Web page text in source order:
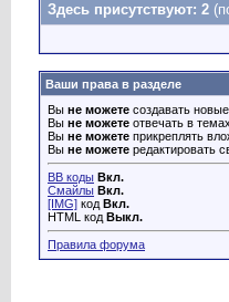
Здесь присутствуют: 2
Ваши права в разделе
Вы не можете создавать
Вы не можете отвечать в темах
Вы не можете прикреплять
Вы не можете редактировать
BB коды Вкл.
Смайлы Вкл.
[IMG] код Вкл.
HTML код Выкл.
Правила форума